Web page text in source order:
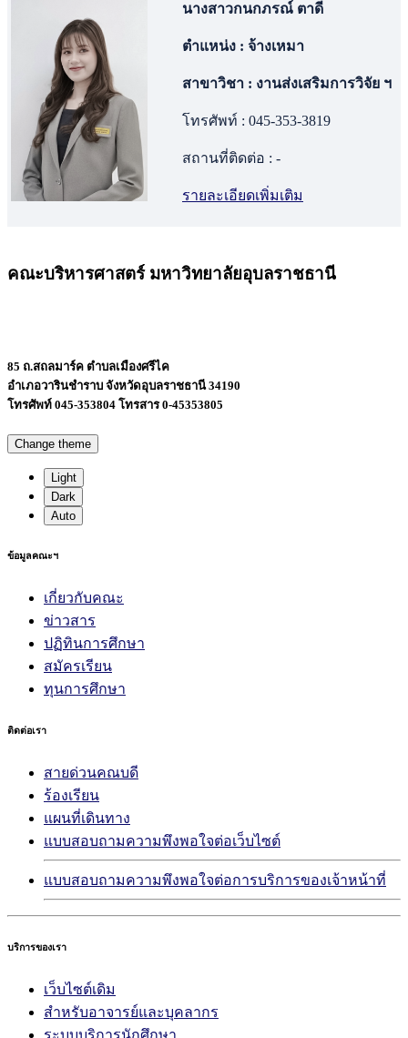
นางสาวกนกภรณ์ ตาดี
ตำแหน่ง : จ้างเหมา
สาขาวิชา : งานส่งเสริมการวิจัย ฯ
โทรศัพท์ : 045-353-3819
สถานที่ติดต่อ : -
รายละเอียดเพิ่มเติม
คณะบริหารศาสตร์ มหาวิทยาลัยอุบลราชธานี
85 ถ.สถลมาร์ค ตำบลเมืองศรีไค
อำเภอวารินชำราบ จังหวัดอุบลราชธานี 34190
โทรศัพท์ 045-353804 โทรสาร 0-45353805
Change theme
Light
Dark
Auto
ข้อมูลคณะฯ
เกี่ยวกับคณะ
ข่าวสาร
ปฏิทินการศึกษา
สมัครเรียน
ทุนการศึกษา
ติดต่อเรา
สายด่วนคณบดี
ร้องเรียน
แผนที่เดินทาง
แบบสอบถามความพึงพอใจต่อเว็บไซต์
แบบสอบถามความพึงพอใจต่อการบริการของเจ้าหน้าที่
บริการของเรา
เว็บไซต์เดิม
สำหรับอาจารย์และบุคลากร
ระบบบริการนักศึกษา